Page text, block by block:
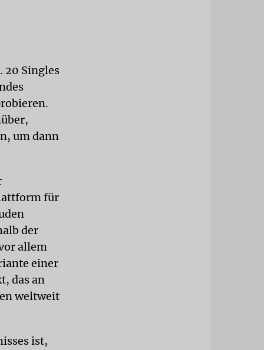
20 Singles
um dann
für
der
allem
einer
das an
weltweit
ist,